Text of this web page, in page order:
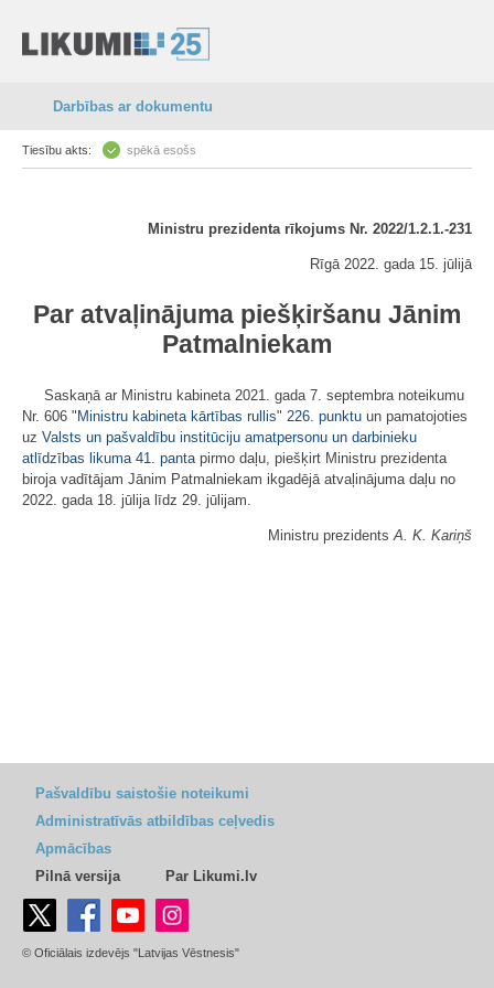
Darbības ar dokumentu
Tiesību akts: spēkā esošs
Ministru prezidenta rīkojums Nr. 2022/1.2.1.-231
Rīgā 2022. gada 15. jūlijā
Par atvaļinājuma piešķiršanu Jānim
Patmalniekam
Saskaņā ar Ministru kabineta 2021. gada 7. septembra noteikumu
Nr. 606 " Ministru kabineta kārtības rullis" 226. punktu un pamatojoties
uz Valsts un pašvaldību institūciju amatpersonu un darbinieku
atlīdzības likuma 41. pantapirmo daļu, piešķirt Ministru prezidenta
biroja vadītājam Jānim Patmalniekam ikgadējā atvaļinājuma daļu no
2022. gada 18. jūlija līdz 29. jūlijam.
Ministru prezidentsA. K. Kariņš
Pašvaldību saistošie noteikumi
Administratīvās atbildības ceļvedis
Apmācības
Pilnā versija
Par Likumi.lv
© Oficiālais izdevējs "Latvijas Vēstnesis"